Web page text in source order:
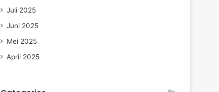
Juli 2025
Juni 2025
Mei 2025
April 2025